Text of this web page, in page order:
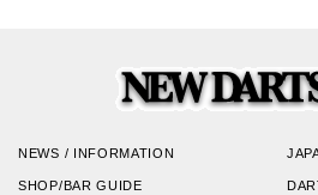
NEWS / INFORMATION
SHOP/BAR GUIDE